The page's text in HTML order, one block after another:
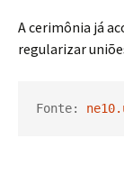
A cerimônia já
regularizar
Fonte: